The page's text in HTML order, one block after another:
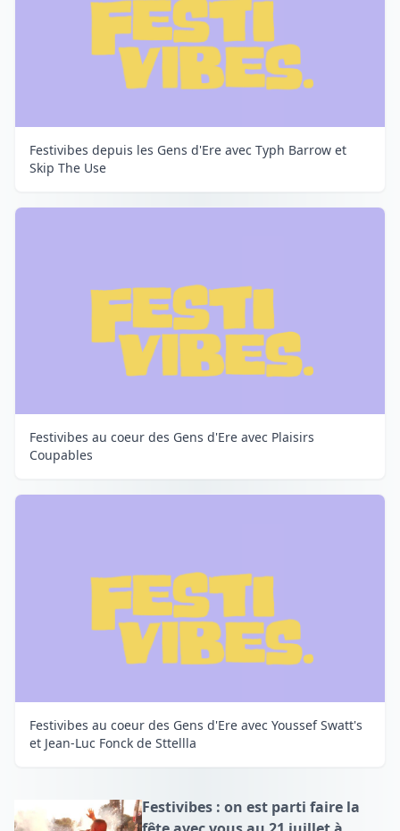
Festivibes depuis les Gens d'Ere avec Typh Barrow et
Skip The Use
Festivibes au coeur des Gens d'Ere avec Plaisirs
Coupables
Festivibes au coeur des Gens d'Ere avec Youssef Swatt's
et Jean-Luc Fonck de Sttellla
Festivibes : on est parti faire la